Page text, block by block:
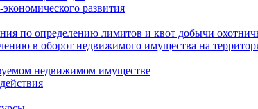
развития
по определению лимитов и квот добычи
в оборот недвижимого имущества на
недвижимом имуществе